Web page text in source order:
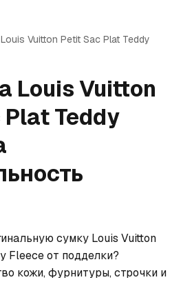
Louis Vuitton Petit Sac Plat Teddy
Louis Vuitton
Teddy
сумку Louis Vuitton
Fleece от подделки?
кожи, фурнитуры, строчки и